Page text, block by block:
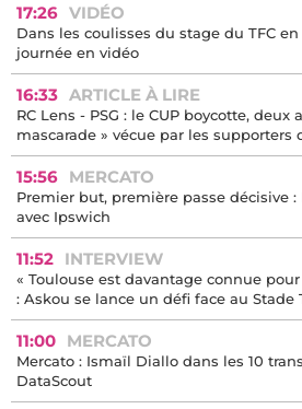
17:26 VIDÉO
Dans les coulisses du stage du TFC
journée en vidéo
16:33 ARTICLE À LIRE
RC Lens - PSG : le CUP boycotte, deux
mascarade » vécue par les supporters
15:56 MERCATO
Premier but, première passe décisive
avec Ipswich
11:52 INTERVIEW
« Toulouse est davantage connue
: Askou se lance un défi face au Stade
11:00 MERCATO
Mercato : Ismaïl Diallo dans les 10
DataScout